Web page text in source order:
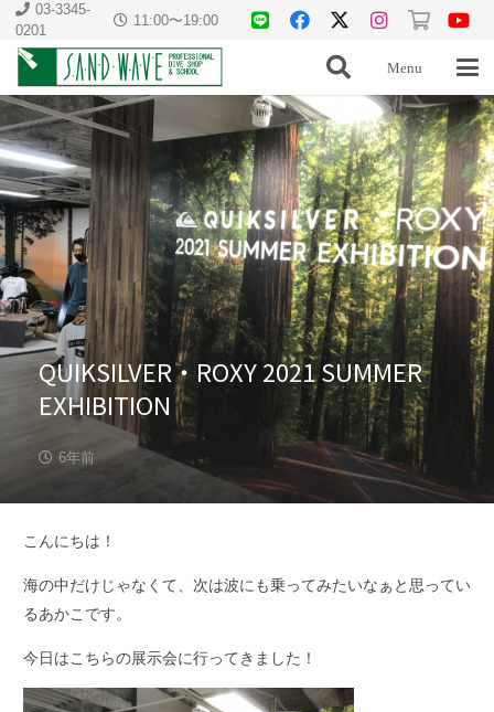
03-3345-
0201
11:00〜19:00
Menu
QUIKSILVER・ROXY 2021 SUMMER
EXHIBITION
6年前
こんにちは！
海の中だけじゃなくて、次は波にも乗ってみたいなぁと思ってい
るあかこです。
今日はこちらの展示会に行ってきました！